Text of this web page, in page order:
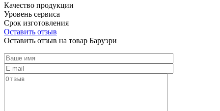
Качество продукции
Уровень сервиса
Срок изготовления
Оставить отзыв
Оставить отзыв на товар Баруэри